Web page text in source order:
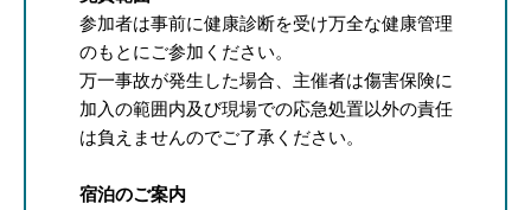
参加者は事前に健康診断を受け万全な健康管理
のもとにご参加ください。
万一事故が発生した場合、主催者は傷害保険に
加入の範囲内及び現場での応急処置以外の責任
は負えませんのでご了承ください。
宿泊のご案内